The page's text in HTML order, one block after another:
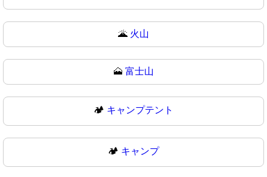
🌋 火山
🗻 富士山
🏕️ キャンプテント
🏕 キャンプ